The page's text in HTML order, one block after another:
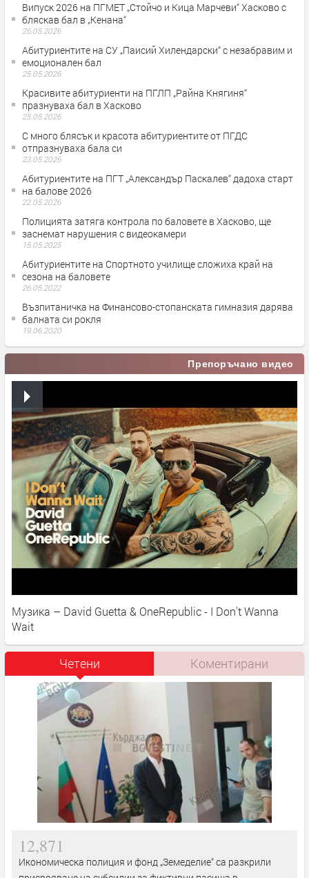
Випуск 2026 на ПГМЕТ „Стойчо и Кица Марчеви“ Хасково с
бляскав бал в „Кенана“
26.05.2026
Абитуриентите на СУ „Паисий Хилендарски“ с незабравим и
емоционален бал
25.05.2026
Красивите абитуриенти на ПГЛП „Райна Княгиня“
празнуваха бал в Хасково
25.05.2026
С много блясък и красота абитуриентите от ПГДС
отпразнуваха бала си
23.05.2026
Абитуриентите на ПГТ „Александър Паскалев“ дадоха старт
на балове 2026
22.05.2026
Полицията затяга контрола по баловете в Хасково, ще
заснемат нарушения с видеокамери
15.05.2025
Абитуриентите на Спортното училище сложиха край на
сезона на баловете
26.05.2022
Възпитаничка на Финансово-стопанската гимназия дарява
балната си рокля
19.06.2020
Препоръчано видео
Музика – David Guetta & OneRepublic - I Don't Wanna
Wait
Четени Коментирани
12,871
Икономическа полиция и фонд „Земеделие“ са разкрили